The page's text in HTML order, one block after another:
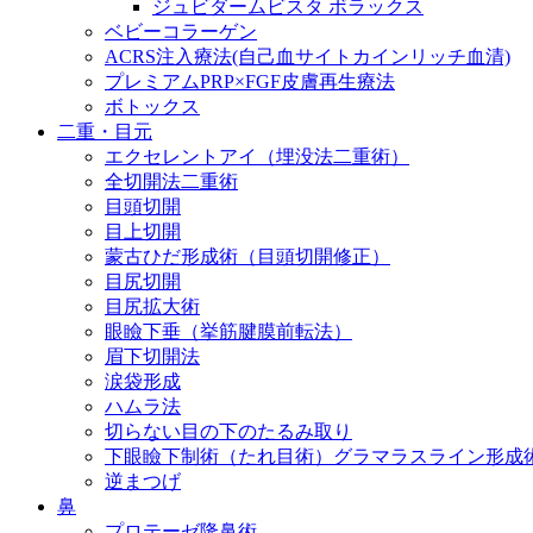
ジュビダームビスタ ボラックス
ベビーコラーゲン
ACRS注入療法(自己血サイトカインリッチ血清)
プレミアムPRP×FGF皮膚再生療法
ボトックス
二重・目元
エクセレントアイ（埋没法二重術）
全切開法二重術
目頭切開
目上切開
蒙古ひだ形成術（目頭切開修正）
目尻切開
目尻拡大術
眼瞼下垂（挙筋腱膜前転法）
眉下切開法
涙袋形成
ハムラ法
切らない目の下のたるみ取り
下眼瞼下制術（たれ目術）グラマラスライン形成
逆まつげ
鼻